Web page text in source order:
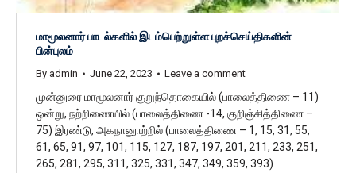
மாமூலனார் பாடல்களில் இடம்பெற்றுள்ள புறச்செய்திகளின்
பின்புலம்
By admin June 22, 2023 Leave a comment
முன்னுரை மாமூலனார் குறுந்தொகையில் (பாலைத்திணை – 11)
ஒன்று, நற்றிணையில் (பாலைத்திணை -14, குறிஞ்சித்திணை –
75) இரண்டு, அகநானுாற்றில் (பாலைத்திணை – 1, 15, 31, 55,
61, 65, 91, 97, 101, 115, 127, 187, 197, 201, 211, 233, 251,
265, 281, 295, 311, 325, 331, 347, 349, 359, 393)